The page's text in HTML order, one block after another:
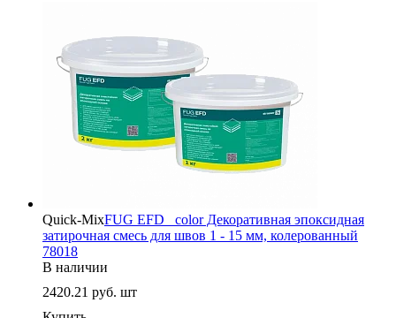
Quick-MixFUG EFD _color Декоративная эпоксидная
затирочная смесь для швов 1 - 15 мм, колерованный
78018
В наличии
2420.21 руб. шт